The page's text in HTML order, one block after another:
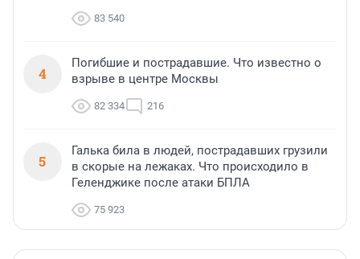
83 540
4
Погибшие и пострадавшие. Что известно о
взрыве в центре Москвы
82 334 216
5
Галька била в людей, пострадавших грузили
в скорые на лежаках. Что происходило в
Геленджике после атаки БПЛА
75 923